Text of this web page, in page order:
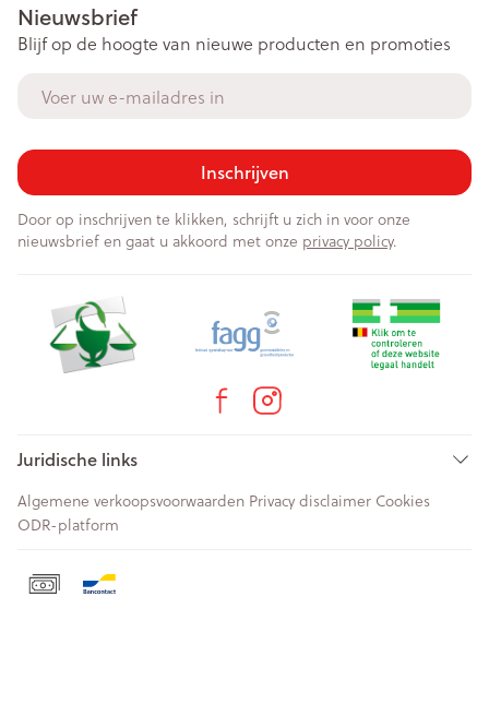
Nieuwsbrief
Blijf op de hoogte van nieuwe producten en promoties
Inschrijven
Door op inschrijven te klikken, schrijft u zich in voor onze
nieuwsbrief en gaat u akkoord met onze privacy policy.
Juridische links
Algemene verkoopsvoorwaarden Privacy disclaimer Cookies
ODR-platform